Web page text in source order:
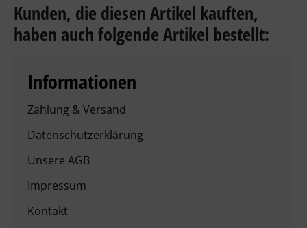
Kunden, die diesen Artikel kauften,
haben auch folgende Artikel bestellt:
Informationen
Zahlung & Versand
Datenschutzerklärung
Unsere AGB
Impressum
Kontakt